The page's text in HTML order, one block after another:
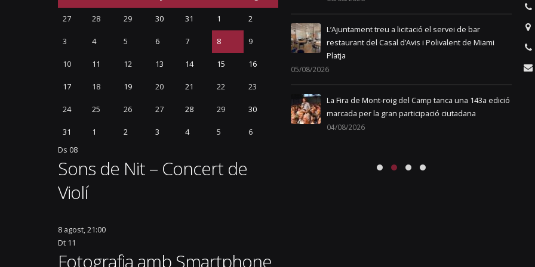
27 28 29 30 31 1 2
3 4 5 6 7 8 9
10 11 12 13 14 15 16
17 18 19 20 21 22 23
24 25 26 27 28 29 30
31 1 2 3 4 5
6
Ds 08
Sons de Nit – Concert de
Violí
8 agost, 21:00
Dt 11
Fotografia amb Smartphone
L’Ajuntament de Mont-roig del Camp recomana
gaudir de l’eclipsi solar del 12 d’agost amb
seguretat i respecte pel medi natural
07/08/2026
La plaça Girona reobre demà a la circulació i estrena
L’Ajuntament treu a licitació el servei de bar
restaurant del Casal d’Avis i Polivalent de Miami
Platja
05/08/2026
La Fira de Mont-roig del Camp tanca una 143a edició
marcada per la gran participació ciutadana
04/08/2026